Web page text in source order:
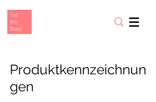
Produktkennzeichnun
gen